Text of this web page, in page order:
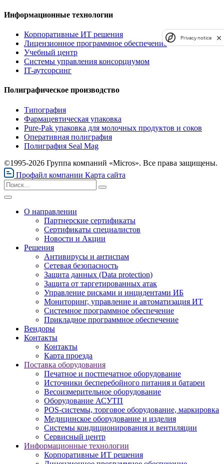
Информационные технологии
Корпоративные ИТ решения
Лицензионное программное обеспечение
Учебный центр
Системы управления консорциумом
IT-аутсорсинг
Полиграфическое производство
Типография
Фармацевтическая упаковка
Pure-Pak упаковка для молочных продуктов и соков
Оперативная полиграфия
Полиграфия Seal Mag
©1995-2026 Группа компаний «Micros». Все права защищены.
Профайл компании Карта сайта
О направлении
Партнерские сертификаты
Сертификаты специалистов
Новости и Акции
Решения
Антивирусы и антиспам
Сетевая безопасность
Защита данных (Data protection)
Защита от таргетированных атак
Управление рисками и инцидентами ИБ
Мониторинг, управление и автоматизация ИТ
Системное программное обеспечение
Прикладное программное обеспечение
Вендоры
Контакты
Контакты
Карта проезда
Поставка оборудования
Печатное и постпечатное оборудование
Источники бесперебойного питания и батареи
Весоизмерительное оборудование
Оборудование АСУТП
POS-системы, торговое оборудование, маркировка
Медицинское оборудование и изделия
Системы кондиционирования и вентиляции
Сервисный центр
Информационные технологии
Корпоративные ИТ решения
Privacy notice